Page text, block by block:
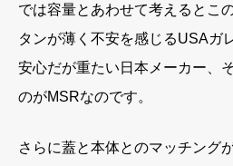
では容量とあわせて考えるとこ
タンが薄く不安を感じるUSAガ
安心だが重たい日本メーカー、
のがMSRなのです。
さらに蓋と本体とのマッチング